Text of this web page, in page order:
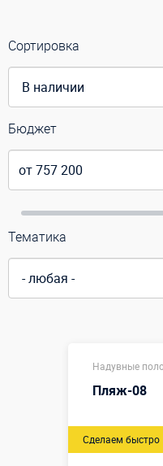
Сортировка
Бюджет
Тематика
Надувные
Пляж-08
Сделаем быстро